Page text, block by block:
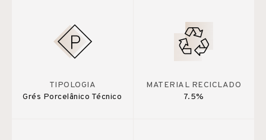
TIPOLOGIA
Grés Porcelânico Técnico
MATERIAL RECICLADO
7.5%